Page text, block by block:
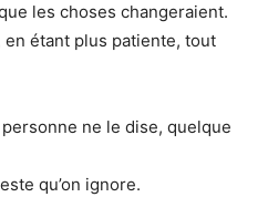
les choses changeraient.
en étant plus patiente, tout
ne le dise, quelque
qu’on ignore.